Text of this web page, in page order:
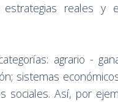
reales y
agrario -
sistemas
sociales. Así, por